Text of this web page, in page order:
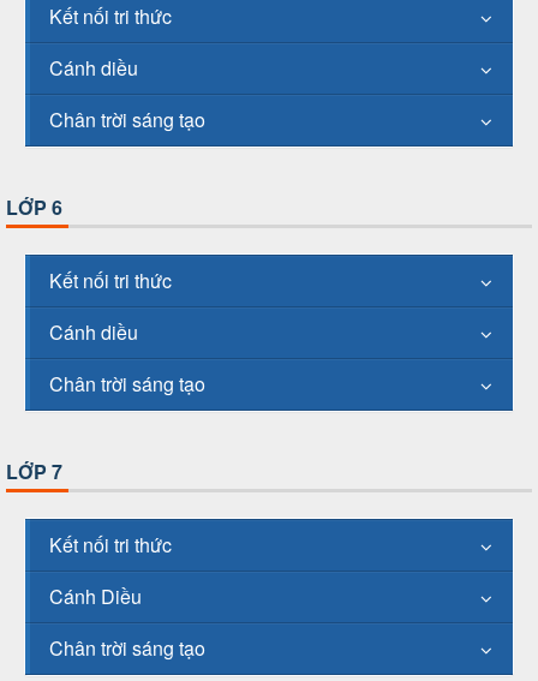
Kết nối tri thức
Cánh diều
Chân trời sáng tạo
LỚP 6
Kết nối tri thức
Cánh diều
Chân trời sáng tạo
LỚP 7
Kết nối tri thức
Cánh Diều
Chân trời sáng tạo